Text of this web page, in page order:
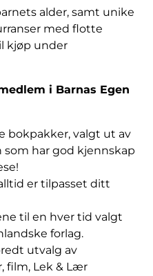
alder, samt unike
med flotte
kjøp under
i Barnas Egen
bokpakker, valgt ut av
som har god kjennskap
er tilpasset ditt
til en hver tid valgt
forlag.
utvalg av
film, Lek & Lær